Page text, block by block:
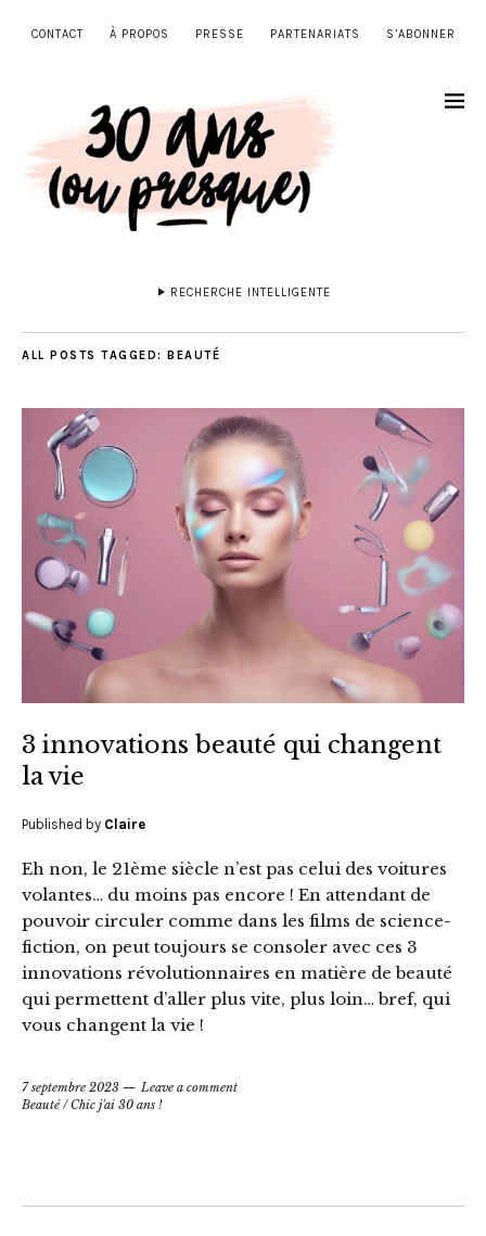
CONTACT À PROPOS PRESSE PARTENARIATS S’ABONNER
RECHERCHE INTELLIGENTE
ALL POSTS TAGGED: BEAUTÉ
3 innovations beauté qui changent
la vie
Published by Claire
Eh non, le 21ème siècle n’est pas celui des voitures
volantes… du moins pas encore ! En attendant de
pouvoir circuler comme dans les films de science-
fiction, on peut toujours se consoler avec ces 3
innovations révolutionnaires en matière de beauté
qui permettent d’aller plus vite, plus loin… bref, qui
vous changent la vie !
7 septembre 2023
Leave a comment
Beauté/Chic j'ai 30 ans !